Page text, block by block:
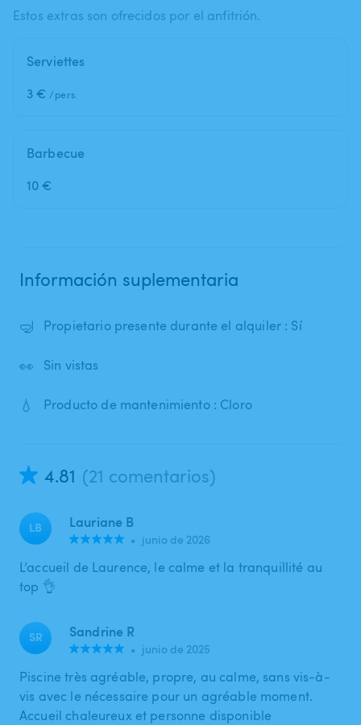
Estos extras son ofrecidos por el anfitrión.
Serviettes
3 € /pers.
Barbecue
10 €
Información suplementaria
🤿 Propietario presente durante el alquiler : Sí
👀 Sin vistas
💧 Producto de mantenimiento : Cloro
4.81 (21 comentarios)
LB Lauriane B
• junio de 2026
L’accueil de Laurence, le calme et la tranquillité au
top 👌
SR Sandrine R
• junio de 2025
Piscine très agréable, propre, au calme, sans vis-à-
vis avec le nécessaire pour un agréable moment.
Accueil chaleureux et personne disponible